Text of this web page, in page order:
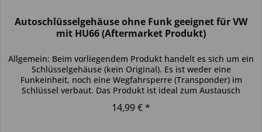
Autoschlüsselgehäuse ohne Funk geeignet für VW
mit HU66 (Aftermarket Produkt)
Allgemein: Beim vorliegendem Produkt handelt es sich um ein
Schlüsselgehäuse (kein Original). Es ist weder eine
Funkeinheit, noch eine Wegfahrsperre (Transponder) im
Schlüssel verbaut. Das Produkt ist ideal zum Austausch
14,99 € *